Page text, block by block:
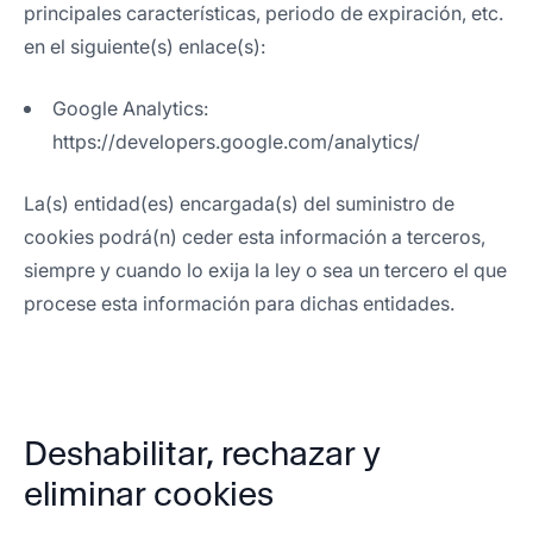
principales características, periodo de expiración, etc.
en el siguiente(s) enlace(s):
Google Analytics:
https://developers.google.com/analytics/
La(s) entidad(es) encargada(s) del suministro de
cookies podrá(n) ceder esta información a terceros,
siempre y cuando lo exija la ley o sea un tercero el que
procese esta información para dichas entidades.
Deshabilitar, rechazar y
eliminar cookies